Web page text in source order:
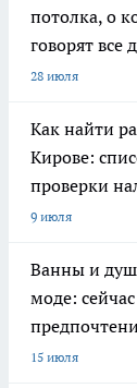
потолка, о
говорят все
28 июля
Как найти
Кирове:
проверки
9 июля
Ванны и
моде:
15 июля